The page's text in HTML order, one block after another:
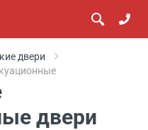
двери
двери